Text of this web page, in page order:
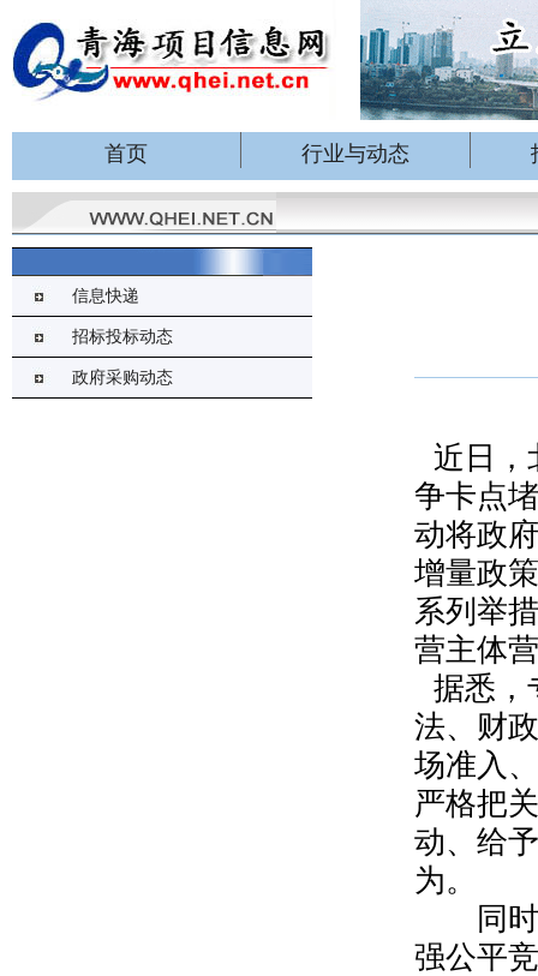
首页 行业与动态
信息快递
招标投标动态
政府采购动态
近日，
争卡点
动将政
增量政
系列举
营主体
据悉，
法、财
场准入
严格把
动、给
为。
同时
强公平